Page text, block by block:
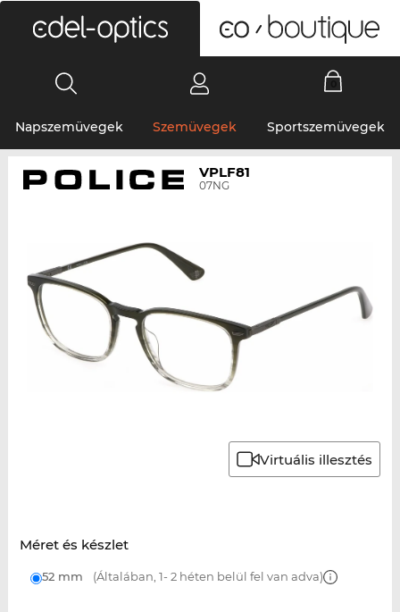
Napszemüvegek Szemüvegek Sportszemüvegek
VPLF81
07NG
Virtuális illesztés
Méret és készlet
52 mm (Általában, 1- 2 héten belül fel van adva)